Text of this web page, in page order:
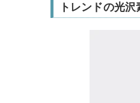
トレンドの光